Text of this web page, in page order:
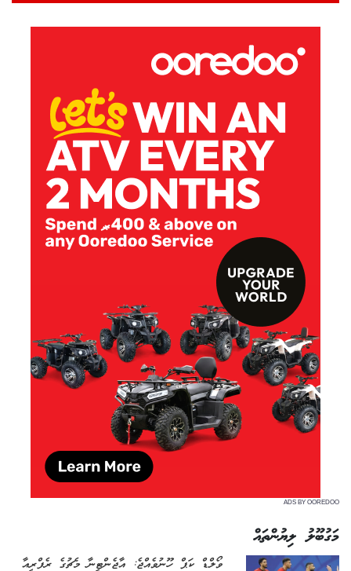
ADS BY OOREDOO
މަގުބޫލު ލިޔުންތައް
ވޯލްޑް ކަޕް ހޫނުވެއްޖެ: އާޖެންޓީނާ މެޗުގެ ރެފްރީއާ